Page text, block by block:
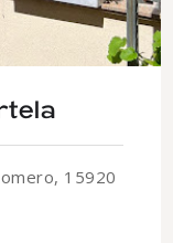
15920